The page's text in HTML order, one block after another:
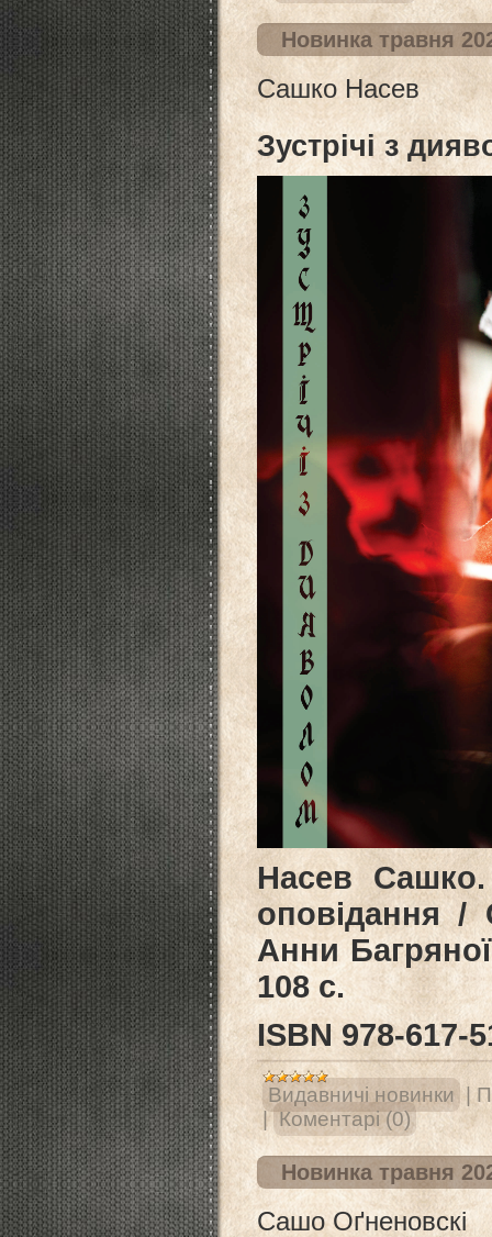
Новинка травня
Сашко Насев
Зустрічі з
Насев
оповідання
Анни
108 с.
ISВN 978-617-
Видавничі новинки |
| Коментарі (0)
Новинка травня
Сашо Оґненовскі